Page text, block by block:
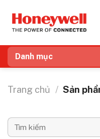
dung
Danh mục
Trang chủ / Sản
Tìm
kiếm: